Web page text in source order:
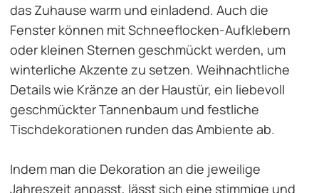
das Zuhause warm und einladend. Auch die
Fenster können mit Schneeflocken-Aufklebern
oder kleinen Sternen geschmückt werden, um
winterliche Akzente zu setzen. Weihnachtliche
Details wie Kränze an der Haustür, ein liebevoll
geschmückter Tannenbaum und festliche
Tischdekorationen runden das Ambiente ab.
Indem man die Dekoration an die jeweilige
Jahreszeit anpasst, lässt sich eine stimmige und